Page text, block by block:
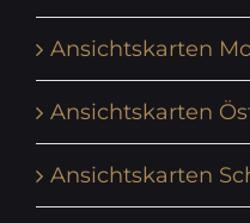
Ansichtskarten
Ansichtskarten
Ansichtskarten